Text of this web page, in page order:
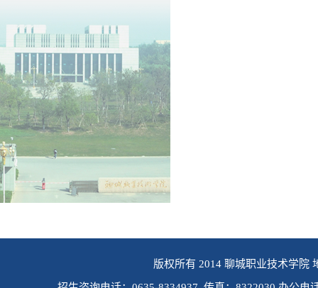
版权所有 2014 聊城职业技术学院